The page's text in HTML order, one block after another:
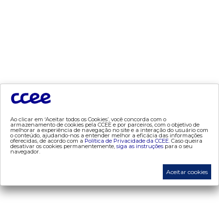
- geração
- leilão
- mercado mensal
- mercado quinzenal
- mve
- segurança de mercado
Ao clicar em ‘Aceitar todos os Cookies’, você concorda com o
armazenamento de cookies pela CCEE e por parceiros, com o objetivo de
melhorar a experiência de navegação no site e a interação do usuário com
o conteúdo, ajudando-nos a entender melhor a eficácia das informações
oferecidas, de acordo com a Política de Privacidade da CCEE. Caso queira
desativar os cookies permanentemente, siga as instruções para o seu
navegador.
Aceitar cookies